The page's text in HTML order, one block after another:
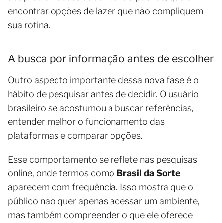
encontrar opções de lazer que não compliquem
sua rotina.
A busca por informação antes de escolher
Outro aspecto importante dessa nova fase é o
hábito de pesquisar antes de decidir. O usuário
brasileiro se acostumou a buscar referências,
entender melhor o funcionamento das
plataformas e comparar opções.
Esse comportamento se reflete nas pesquisas
online, onde termos como Brasil da Sorte
aparecem com frequência. Isso mostra que o
público não quer apenas acessar um ambiente,
mas também compreender o que ele oferece